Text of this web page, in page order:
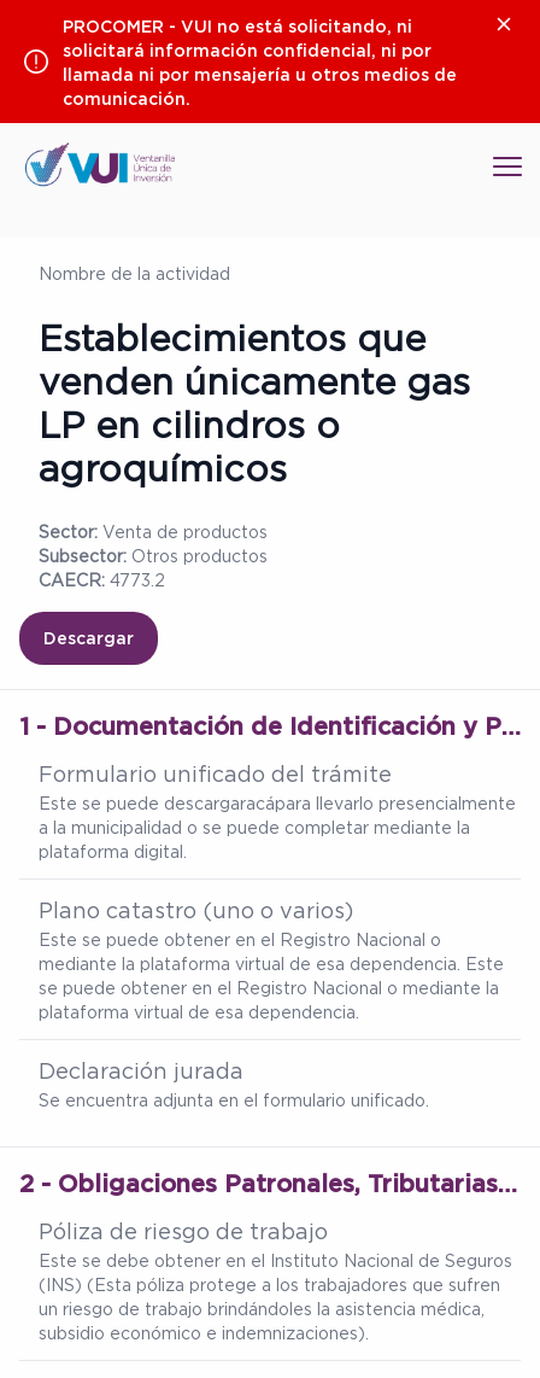
contenido
PROCOMER - VUI no está solicitando, ni
solicitará información confidencial, ni por
llamada ni por mensajería u otros medios de
comunicación.
Nombre de la actividad
Establecimientos que
venden únicamente gas
LP en cilindros o
agroquímicos
Sector: Venta de productos
Subsector: Otros productos
CAECR: 4773.2
Descargar
1 - Documentación de Identificación y Propiedad (Requisitos Legales Básicos)
Formulario unificado del trámite
Este se puede descargaracápara llevarlo presencialmente
a la municipalidad o se puede completar mediante la
plataforma digital.
Plano catastro (uno o varios)
Este se puede obtener en el Registro Nacional o
mediante la plataforma virtual de esa dependencia. Este
se puede obtener en el Registro Nacional o mediante la
plataforma virtual de esa dependencia.
Declaración jurada
Se encuentra adjunta en el formulario unificado.
2 - Obligaciones Patronales, Tributarias y Operativas
Póliza de riesgo de trabajo
Este se debe obtener en el Instituto Nacional de Seguros
(INS) (Esta póliza protege a los trabajadores que sufren
un riesgo de trabajo brindándoles la asistencia médica,
subsidio económico e indemnizaciones).